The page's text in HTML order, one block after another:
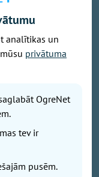
pa pēdām",
Tā kā
Ikšķiles
analītikas un
privātuma
OgreNet
tev ir
pusēm.